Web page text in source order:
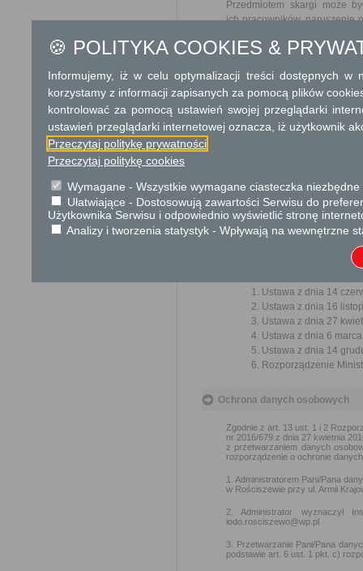
Przedmiotem skargi może
ich pracowników, naruszenie
Przedmiotem wniosku
Organ właściwy dla
miesiąca.
Informacje dodatkowe
Zgodnie z art. 252.1.
dotychczasowych
do złożenia wniosku o
w przypadku, gdy wpis
Ustawa z dnia 14
Ustawa z dnia 16
Ustawa z dnia 27
Ustawa z dnia 6
Ustawa z dnia 14
Rozporządzenie
Ochrona danych osobowych
Zgodnie z art. 13 ust. 1 i 2
nr 2016/679 z dnia 27 kwietnia
z przetwarzaniem danych
rozporządzenie o ochronie
1. Administratorem Pani/Pana
w Rościszewie przy ul. Armii
2. Administrator wyznaczył
iodo.rosciszewo@wp.pl
3. Przetwarzanie Pani/Pana
podstawie art. 6 ust. 1 pkt. c)
🍪 POLITYKA COOKIES &
Informujemy, iż w celu optymalizacji treści dostępnych w
korzystamy z informacji zapisanych za pomocą plików
kontrolować za pomocą ustawień swojej przeglądarki
ustawień przeglądarki internetowej oznacza, iż użytkownik
Przeczytaj politykę prywatności
Przeczytaj politykę cookies
Wymagane - Wszystkie wymagane ciasteczka
Ułatwiające - Dostosowują zawartości Serwisu do
Użytkownika Serwisu i odpowiednio wyświetlić stronę
Analizy i tworzenia statystyk - Wpływają na wewnętrzne